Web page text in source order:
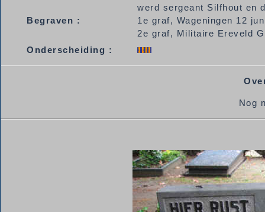
werd sergeant Silfhout en
Begraven :
1e graf, Wageningen 12
2e graf, Militaire Ereveld
Onderscheiding :
Nog